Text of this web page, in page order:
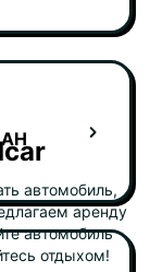
автомобиль,
аренду
автомобиль
отдыхом!